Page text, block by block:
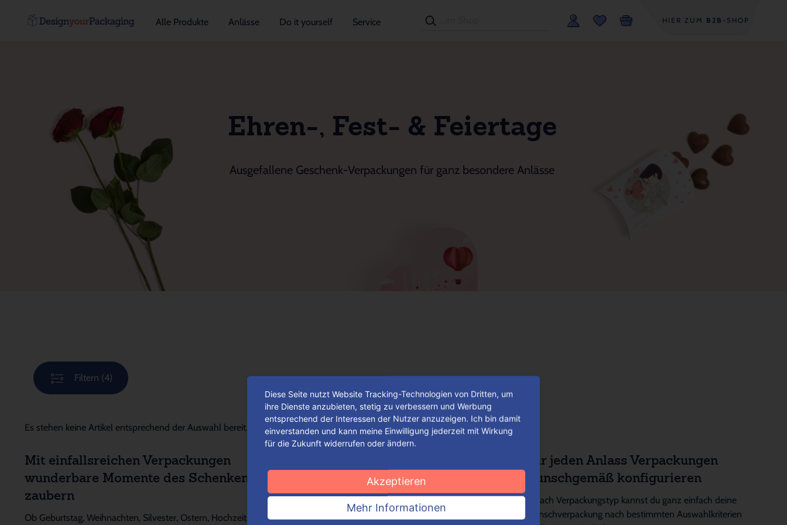
Alle Produkte Anlässe Do it yourself Service HIER ZUM B2B -SHOP
Ehren-, Fest- & Feiertage
Ausgefallene Geschenk-Verpackungen für ganz besondere Anlässe
Filtern (4)
Es stehen keine Artikel entsprechend der Auswahl bereit.
Mit einfallsreichen Verpackungen
wunderbare Momente des Schenkens
zaubern
Ob Geburtstag, Weihnachten, Silvester, Ostern, Hochzeit,
Verpackung – einfach, schnell und
komfortabel
So groß die Auswahl an ansprechenden
Für jeden Anlass Verpackungen
wunschgemäß konfigurieren
Je nach Verpackungstyp kannst du ganz einfach deine
Wunschverpackung nach bestimmten Auswahlkriterien
Diese Seite nutzt Website Tracking-Technologien von Dritten, um
ihre Dienste anzubieten, stetig zu verbessern und Werbung
entsprechend der Interessen der Nutzer anzuzeigen. Ich bin damit
einverstanden und kann meine Einwilligung jederzeit mit Wirkung
für die Zukunft widerrufen oder ändern.
Akzeptieren
Mehr Informationen